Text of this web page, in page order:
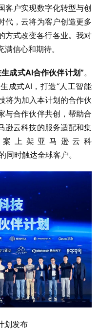
客户实现数字化转型与创
代，云将为客户创造更多
方式改变各行各业。我对
信心和期待。
成式AI合作伙伴计划”。
成式AI，打造“人工智能
将为加入本计划的合作伙
与合作伙伴共创，帮助合
逊云科技的服务适配和集
上架亚马逊云科
时触达全球客户。
划发布